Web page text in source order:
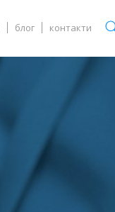
блог контакти